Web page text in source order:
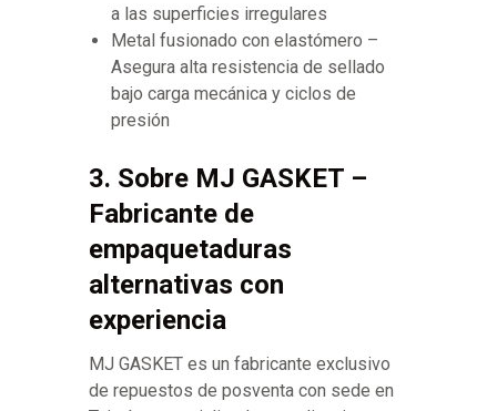
a las superficies irregulares
Metal fusionado con elastómero –
Asegura alta resistencia de sellado
bajo carga mecánica y ciclos de
presión
3. Sobre MJ GASKET –
Fabricante de
empaquetaduras
alternativas con
experiencia
MJ GASKET es un fabricante exclusivo
de repuestos de posventa con sede en